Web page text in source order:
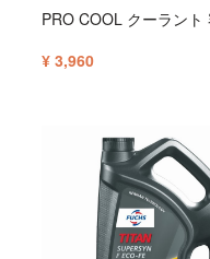
PRO COOL クーラント
¥ 3,960